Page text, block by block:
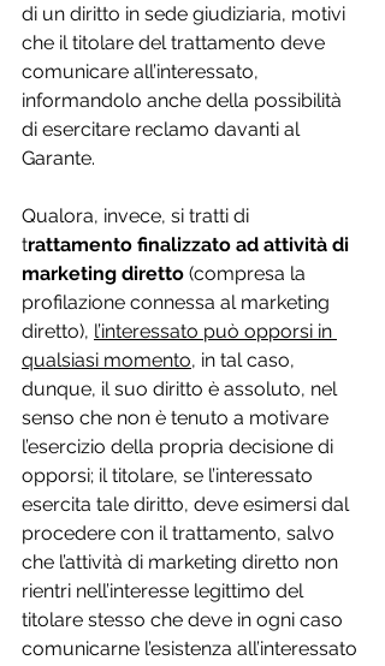
di un diritto in sede giudiziaria, motivi
che il titolare del trattamento deve
comunicare all’interessato,
informandolo anche della possibilità
di esercitare reclamo davanti al
Garante.
Qualora, invece, si tratti di
trattamento finalizzato ad attività di
marketing diretto (compresa la
profilazione connessa al marketing
diretto), l’interessato può opporsi in
qualsiasi momento, in tal caso,
dunque, il suo diritto è assoluto, nel
senso che non è tenuto a motivare
l’esercizio della propria decisione di
opporsi; il titolare, se l’interessato
esercita tale diritto, deve esimersi dal
procedere con il trattamento, salvo
che l’attività di marketing diretto non
rientri nell’interesse legittimo del
titolare stesso che deve in ogni caso
comunicarne l’esistenza all’interessato